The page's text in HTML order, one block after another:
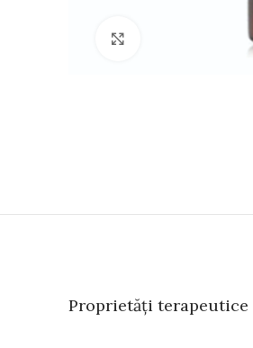
Proprietăți terapeutice